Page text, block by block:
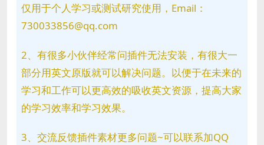
仅用于个人学习或测试研究使用，Email：
730033856@qq.com
2、有很多小伙伴经常问插件无法安装，有很大一
部分用英文原版就可以解决问题。以便于在未来的
学习和工作可以更高效的吸收英文资源，提高大家
的学习效率和学习效果。
3、交流反馈插件素材更多问题~可以联系加QQ